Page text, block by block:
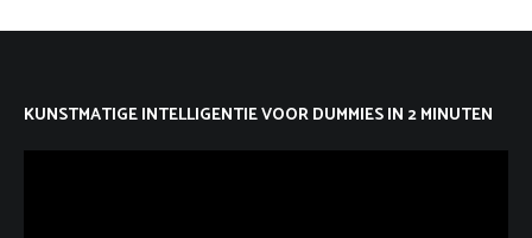
KUNSTMATIGE INTELLIGENTIE VOOR DUMMIES IN 2 MINUTEN